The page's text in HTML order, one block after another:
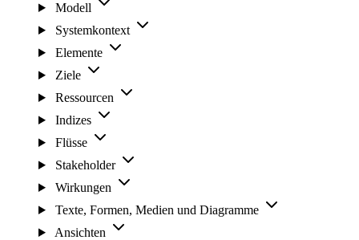
Modell
Systemkontext
Elemente
Ziele
Ressourcen
Indizes
Flüsse
Stakeholder
Wirkungen
Texte, Formen, Medien und Diagramme
Ansichten